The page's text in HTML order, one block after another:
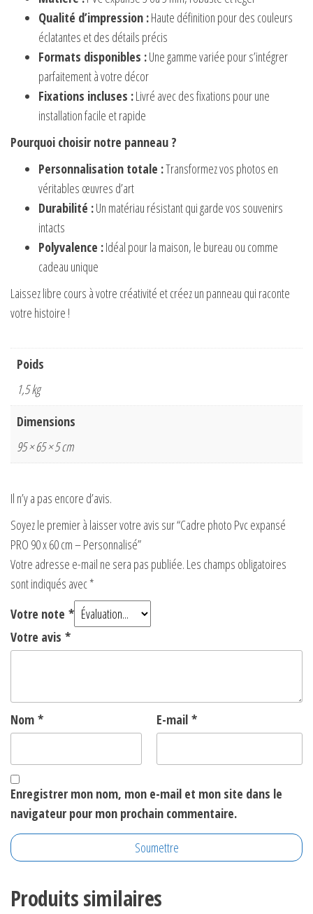
Qualité d’impression :Haute définition pour des couleurs
éclatantes et des détails précis
Formats disponibles :Une gamme variée pour s’intégrer
parfaitement à votre décor
Fixations incluses :Livré avec des fixations pour une
installation facile et rapide
Pourquoi choisir notre panneau ?
Personnalisation totale :Transformez vos photos en
véritables œuvres d’art
Durabilité :Un matériau résistant qui garde vos souvenirs
intacts
Polyvalence :Idéal pour la maison, le bureau ou comme
cadeau unique
Laissez libre cours à votre créativité et créez un panneau qui raconte
votre histoire !
Poids
1,5 kg
Dimensions
95 × 65 × 5 cm
Il n’y a pas encore d’avis.
Soyez le premier à laisser votre avis sur “Cadre photo Pvc expansé
PRO 90 x 60 cm – Personnalisé”
Votre adresse e-mail ne sera pas publiée. Les champs obligatoires
sont indiqués avec*
Votre note *
Votre avis *
Nom * E-mail *
Enregistrer mon nom, mon e-mail et mon site dans le
navigateur pour mon prochain commentaire.
Produits similaires